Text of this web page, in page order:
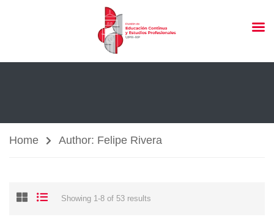
Home Author: Felipe Rivera
Showing 1-8 of 53 results